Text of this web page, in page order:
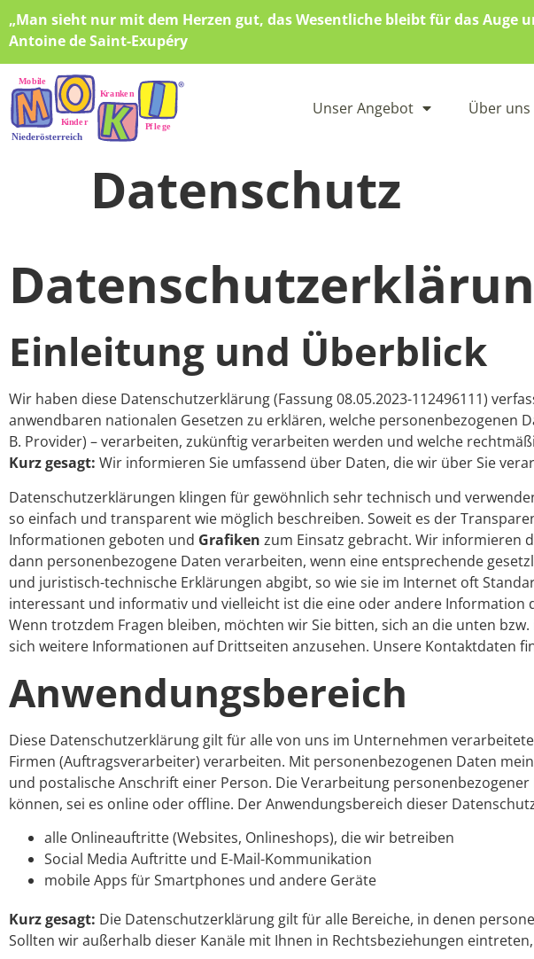
„Man sieht nur mit dem Herzen gut, das Wesentliche bleibt für das Auge
Antoine de Saint-Exupéry
Unser Angebot Über uns
Datenschutz
Einleitung und Überblick
Wir haben diese Datenschutzerklärung (Fassung 08.05.2023-112496111)
anwendbaren nationalen Gesetzen zu erklären, welche
B. Provider) – verarbeiten, zukünftig verarbeiten werden und welche
Kurz gesagt: Wir informieren Sie umfassend über Daten, die wir über Sie
Datenschutzerklärungen klingen für gewöhnlich sehr technisch und
so einfach und transparent wie möglich beschreiben. Soweit es der
Informationen geboten und Grafiken zum Einsatz gebracht. Wir informieren
dann personenbezogene Daten verarbeiten, wenn eine entsprechende
und juristisch-technische Erklärungen abgibt, so wie sie im Internet oft
interessant und informativ und vielleicht ist die eine oder andere Information
Wenn trotzdem Fragen bleiben, möchten wir Sie bitten, sich an die unten
sich weitere Informationen auf Drittseiten anzusehen. Unsere Kontaktdaten
Anwendungsbereich
Diese Datenschutzerklärung gilt für alle von uns im Unternehmen
Firmen (Auftragsverarbeiter) verarbeiten. Mit personenbezogenen Daten
und postalische Anschrift einer Person. Die Verarbeitung
können, sei es online oder offline. Der Anwendungsbereich dieser
alle Onlineauftritte (Websites, Onlineshops), die wir betreiben
Social Media Auftritte und E-Mail-Kommunikation
mobile Apps für Smartphones und andere Geräte
Kurz gesagt: Die Datenschutzerklärung gilt für alle Bereiche, in denen
Sollten wir außerhalb dieser Kanäle mit Ihnen in Rechtsbeziehungen